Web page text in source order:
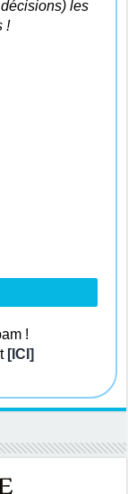
les
!
!
[ICI]